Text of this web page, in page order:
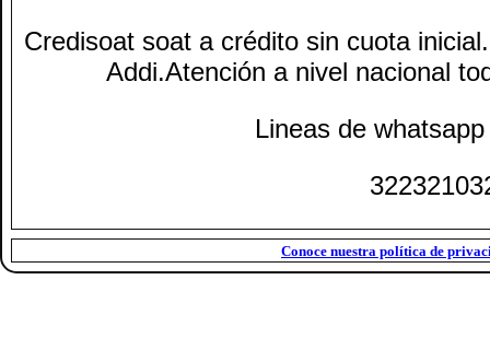
Credisoat soat a crédito sin cuota
Addi.Atención a nivel nacional
Lineas de
Conoce nuestra política de